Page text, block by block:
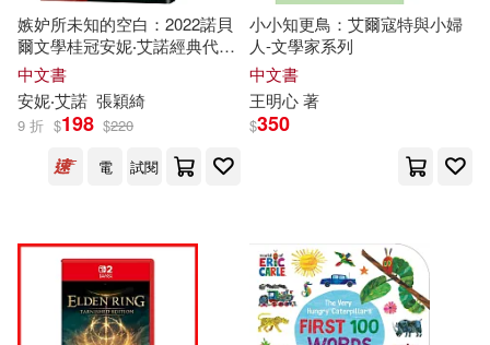
嫉妒所未知的空白：2022諾貝
爾文學桂冠安妮‧艾諾經典代表
作
中文書
安妮‧艾諾 張穎綺
9 折 $198 $220
電
試閱
小小知更鳥：艾爾寇特與小婦
人-文學家系列
中文書
王明心 著
$350